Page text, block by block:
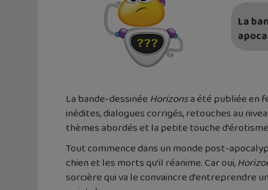
La
La bande-dessinéeHorizonsa été publiée en
inédites, dialogues corrigés, retouches au
thèmes abordés et la petite touche
Tout commence dans un monde post-
chien et les morts qu’il réanime. Car oui,
sorcière qui va le convaincre d’entreprendre